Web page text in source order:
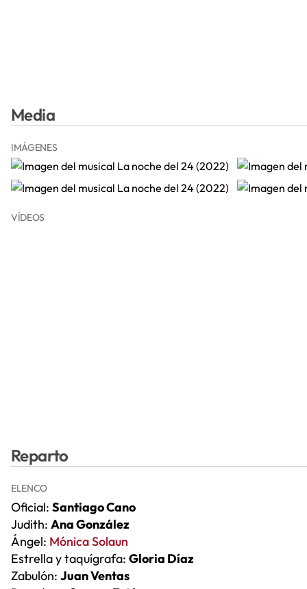
Media
IMÁGENES
VÍDEOS
Reparto
ELENCO
Oficial: Santiago Cano
Judith: Ana González
Ángel: Mónica Solaun
Estrella y taquígrafa: Gloria Díaz
Zabulón: Juan Ventas